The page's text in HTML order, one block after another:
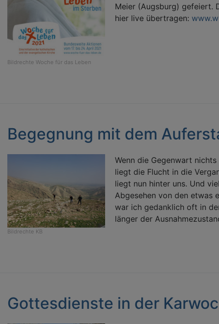
Bildrechte Woche für das Leben
Meier (Augsburg) gefeiert.
hier live übertragen:
Begegnung mit dem
Bildrechte KB
​​​​​​​Wenn die Gegenwart
liegt die Flucht in die
liegt nun hinter uns. Und
Abgesehen von den etwas
war ich gedanklich oft in
länger der
Gottesdienste in der